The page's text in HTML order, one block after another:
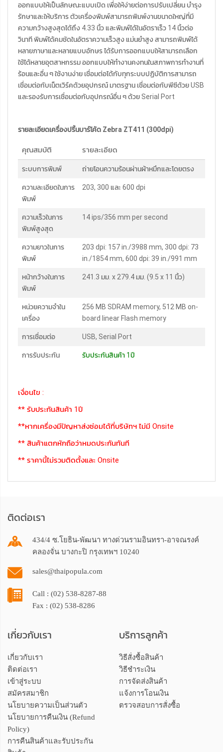
ออกแบบให้เป็นลักษณะแบบเปิด เพื่อให้ง่ายต่อการปรับเปลี่ยน บำรุง
รักษาและให้บริการ ตัวเครื่องพิมพ์สามารถพิมพ์งานขนาดใหญ่ที่มี
ความกว้างสูงสุดได้ถึง 4.33 นิ้ว และพิมพ์ได้ในอัตราเร็ว 14 นิ้วต่อ
วินาที พิมพ์ได้คมชัดในอัตราความเร็วสูง แม่นยำสูง สามารถพิมพ์ได้
หลายภาษาและหลายแบบอักษร ได้รับการออกแบบให้สามารถเลือก
ใช้ได้หลายอุตสาหกรรม ออกแบบให้ทำงานคงทนในสภาพการทำงานที่
ร้อนและอื่น ๆ ใช้งานง่าย เชื่อมต่อได้กับทุกระบบปฏิบัติการสามารถ
เชื่อมต่อกับเน็ตเวิร์คด้วยอุปกรณ์ มาตรฐาน เชื่อมต่อกับพีซีด้วย USB
และรองรับการเชื่อมต่อกับอุปกรณ์อื่น ๆ ด้วย Serial Port
รายละเอียดเครื่องปริ้นบาร์โค้ด Zebra ZT411 (300dpi)
คุณสมบัติ รายละเอียด
ระบบการพิมพ์ ถ่ายโอนความร้อนผ่านผ้าหมึกและโดยตรง
ความละเอียดในการ
พิมพ์
203, 300 และ 600 dpi
ความเร็วในการ
พิมพ์สูงสุด
14 ips/356 mm per second
ความยาวในการ
พิมพ์
203 dpi: 157 in./3988 mm, 300 dpi: 73
in./1854 mm, 600 dpi: 39 in./991 mm
หน้ากว้างในการ
พิมพ์
241.3 มม. x 279.4 มม. (9.5 x 11 นิ้ว)
หน่วยความจำใน
เครื่อง
256 MB SDRAM memory, 512 MB on-
board linear Flash memory
การเชื่อมต่อ USB, Serial Port
การรับประกัน รับประกันสินค้า 1ปี
เงื่อนไข :
** รับประกันสินค้า 1ปี
**หากเครื่องมีปัญหาส่งซ่อมได้ที่บริษัทฯ ไม่มี Onsite
** สินค้าแตกหักถือว่าหมดประกันทันที
** ราคานี้ไม่รวมติดตั้งและ Onsite
ติดต่อเรา
434/4 ซ.โยธิน-พัฒนา ทางด่วนรามอินทรา-อาจณรงค์
คลองจั่น บางกะปิ กรุงเทพฯ 10240
sales@thaipopula.com
Call : (02) 538-8287-88
Fax : (02) 538-8286
เกี่ยวกับเรา
เกี่ยวกับเรา
ติดต่อเรา
เข้าสู่ระบบ
สมัครสมาชิก
นโยบายความเป็นส่วนตัว
นโยบายการคืนเงิน (Refund
Policy)
การคืนสินค้าและรับประกัน
บริการลูกค้า
วิธีสั่งซื้อสินค้า
วิธีชำระเงิน
การจัดส่งสินค้า
แจ้งการโอนเงิน
ตรวจสอบการสั่งซื้อ